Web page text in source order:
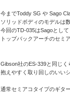
今までToddy SG や Sago
ソリッドボディのモデルは
今回のTD-035はSagoとして
トップバックアーチのセミ
Gibson社のES-339と同じく
抱えやすく取り回しのいい
通常セミアコタイプのギター